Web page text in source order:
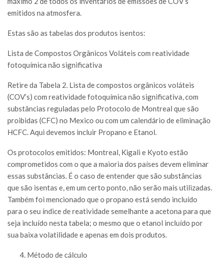
emitidos na atmosfera.
Estas são as tabelas dos produtos isentos:
Lista de Compostos Orgânicos Voláteis com reatividade
fotoquímica não significativa
Retire da Tabela 2. Lista de compostos orgânicos voláteis
(COV’s) com reatividade fotoquímica não significativa, com
substâncias reguladas pelo Protocolo de Montreal que são
proibidas (CFC) no Mexico ou com um calendário de eliminação
HCFC. Aqui devemos incluir Propano e Etanol.
Os protocolos emitidos: Montreal, Kigali e Kyoto estão
comprometidos com o que a maioria dos países devem eliminar
essas substâncias. É o caso de entender que são substâncias
que são isentas e, em um certo ponto, não serão mais utilizadas.
Também foi mencionado que o propano está sendo incluído
para o seu índice de reatividade semelhante a acetona para que
seja incluído nesta tabela; o mesmo que o etanol incluído por
sua baixa volatilidade e apenas em dois produtos.
Método de cálculo